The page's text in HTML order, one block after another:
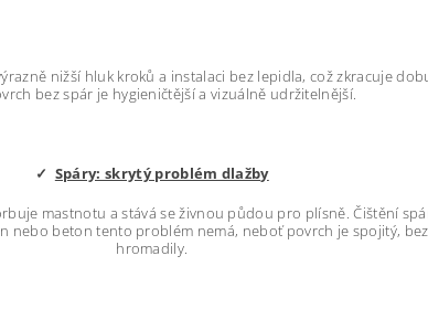
nižší hluk kroků a instalaci bez lepidla, což zkracuje
bez spár je hygieničtější a vizuálně udržitelnější.
✓ Spáry: skrytý problém dlažby
mastnotu a stává se živnou půdou pro plísně. Čištění
nebo beton tento problém nemá, neboť povrch je spojitý,
hromadily.